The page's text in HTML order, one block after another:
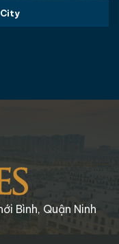
Bình, Quận Ninh